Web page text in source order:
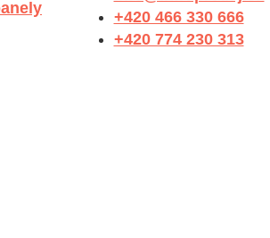
+420 466 330 666
+420 774 230 313